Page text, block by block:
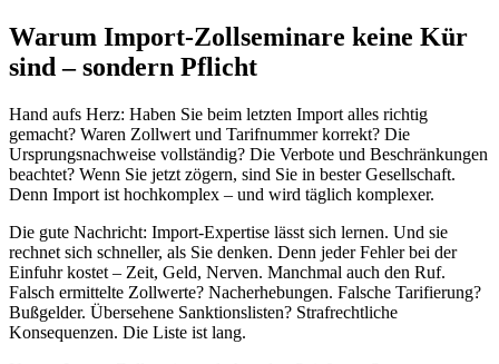
Warum Import-Zollseminare keine Kür
sind – sondern Pflicht
Hand aufs Herz: Haben Sie beim letzten Import alles richtig
gemacht? Waren Zollwert und Tarifnummer korrekt? Die
Ursprungsnachweise vollständig? Die Verbote und Beschränkungen
beachtet? Wenn Sie jetzt zögern, sind Sie in bester Gesellschaft.
Denn Import ist hochkomplex – und wird täglich komplexer.
Die gute Nachricht: Import-Expertise lässt sich lernen. Und sie
rechnet sich schneller, als Sie denken. Denn jeder Fehler bei der
Einfuhr kostet – Zeit, Geld, Nerven. Manchmal auch den Ruf.
Falsch ermittelte Zollwerte? Nacherhebungen. Falsche Tarifierung?
Bußgelder. Übersehene Sanktionslisten? Strafrechtliche
Konsequenzen. Die Liste ist lang.